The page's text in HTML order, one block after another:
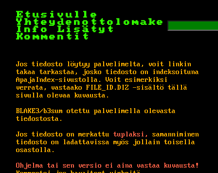
Etusivulle
Yhteydenottolomake
Info
Lisätyt
Kommentit
Jos tiedosto löytyy palvelimelta, voit linkin
takaa tarkastaa, josko tiedosto on indeksoituna
ApajaIndex-sivustolla. Voit esimerkiksi
verrata, vastaako FILE_ID.DIZ -sisältö tällä
sivulla olevaa kuvausta.
BLAKE3/b3sum otettu palvelimella olevasta
tiedostosta.
Jos tiedosto on merkattu tuplaksi,
samanniminen
tiedosto on ladattavissa myös jollain toisella
osastolla.
Ohjelma tai sen versio ei aina vastaa kuvausta!